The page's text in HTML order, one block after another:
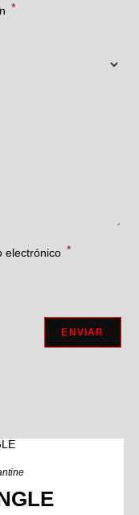
*
electrónico *